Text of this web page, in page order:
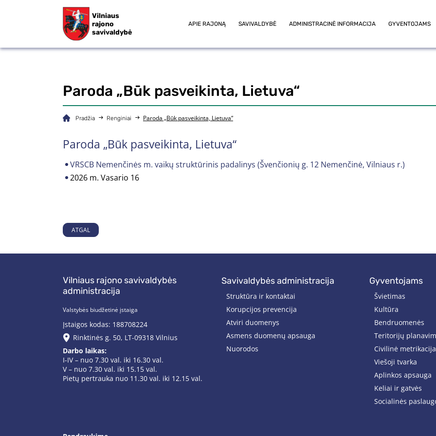
Vilniaus
rajono
savivaldybė
APIE RAJONĄ SAVIVALDYBĖ ADMINISTRACINĖ INFORMACIJA GYVENTOJAMS
Paroda „Būk pasveikinta, Lietuva“
Pradžia Renginiai Paroda „Būk pasveikinta, Lietuva“
Paroda „Būk pasveikinta, Lietuva“
VRSCB Nemenčinės m. vaikų struktūrinis padalinys (Švenčionių g. 12 Nemenčinė, Vilniaus r.)
2026 m. Vasario 16
ATGAL
Vilniaus rajono savivaldybės
administracija
Valstybės biudžetinė įstaiga
Įstaigos kodas: 188708224
Rinktinės g. 50, LT-09318 Vilnius
Darbo laikas:
I-IV – nuo 7.30 val. iki 16.30 val.
V – nuo 7.30 val. iki 15.15 val.
Pietų pertrauka nuo 11.30 val. iki 12.15 val.
savivaldybės administracija
Struktūra ir kontaktai
Korupcijos prevencija
Atviri duomenys
Asmens duomenų apsauga
Nuorodos
gyventojams
Švietimas
Kultūra
Bendruomenės
Teritorijų
Civilinė metrikacija
Viešoji tvarka
Aplinkos apsauga
Keliai ir gatvės
Socialinės